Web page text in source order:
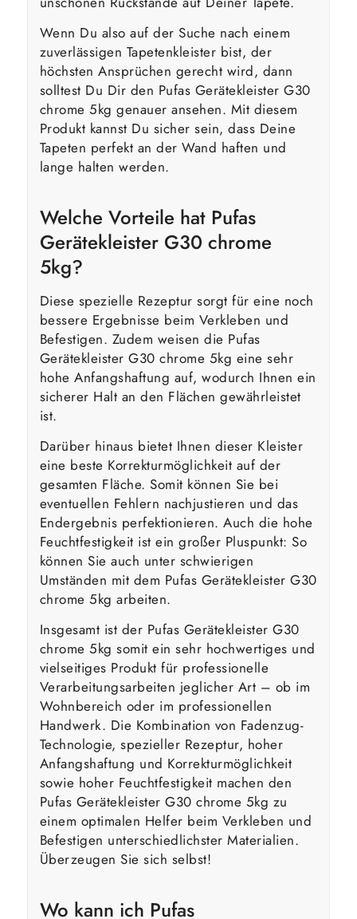
Wenn Du also auf der Suche nach einem
zuverlässigen Tapetenkleister bist, der
höchsten Ansprüchen gerecht wird, dann
solltest Du Dir den Pufas Gerätekleister G30
chrome 5kg genauer ansehen. Mit diesem
Produkt kannst Du sicher sein, dass Deine
Tapeten perfekt an der Wand haften und
lange halten werden.
Welche Vorteile hat Pufas
Gerätekleister G30 chrome
5kg?
Diese spezielle Rezeptur sorgt für eine noch
bessere Ergebnisse beim Verkleben und
Befestigen. Zudem weisen die Pufas
Gerätekleister G30 chrome 5kg eine sehr
hohe Anfangshaftung auf, wodurch Ihnen ein
sicherer Halt an den Flächen gewährleistet
ist.
Darüber hinaus bietet Ihnen dieser Kleister
eine beste Korrekturmöglichkeit auf der
gesamten Fläche. Somit können Sie bei
eventuellen Fehlern nachjustieren und das
Endergebnis perfektionieren. Auch die hohe
Feuchtfestigkeit ist ein großer Pluspunkt: So
können Sie auch unter schwierigen
Umständen mit dem Pufas Gerätekleister G30
chrome 5kg arbeiten.
Insgesamt ist der Pufas Gerätekleister G30
chrome 5kg somit ein sehr hochwertiges und
vielseitiges Produkt für professionelle
Verarbeitungsarbeiten jeglicher Art – ob im
Wohnbereich oder im professionellen
Handwerk. Die Kombination von Fadenzug-
Technologie, spezieller Rezeptur, hoher
Anfangshaftung und Korrekturmöglichkeit
sowie hoher Feuchtfestigkeit machen den
Pufas Gerätekleister G30 chrome 5kg zu
einem optimalen Helfer beim Verkleben und
Befestigen unterschiedlichster Materialien.
Überzeugen Sie sich selbst!
Wo kann ich Pufas